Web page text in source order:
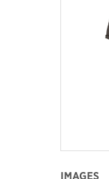
IMAGES